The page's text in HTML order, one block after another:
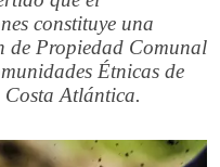
constituye una
de Propiedad Comunal
Étnicas de
Costa Atlántica.